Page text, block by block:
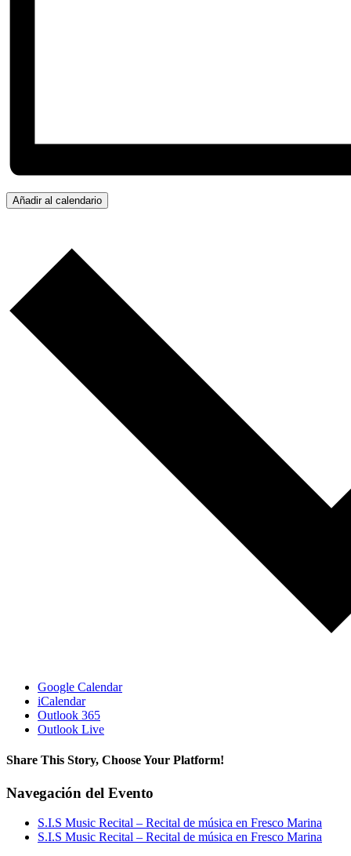
Añadir al calendario
Google Calendar
iCalendar
Outlook 365
Outlook Live
Share This Story, Choose Your Platform!
Facebook
X
Reddit
LinkedIn
WhatsApp
Telegram
Tumblr
Pinterest
Vk
Xing
Correo
electrónico
Navegación del Evento
S.I.S Music Recital – Recital de música en Fresco Marina
S.I.S Music Recital – Recital de música en Fresco Marina